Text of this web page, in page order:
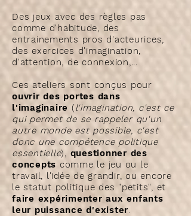
Des jeux avec des règles pas
comme d'habitude, des
entrainements pros d'acteurices,
des exercices d'imagination,
d'attention, de connexion,...
Ces ateliers sont conçus pour
ouvrir des portes dans
l'imaginaire (l'imagination, c'est ce
qui permet de se rappeler qu'un
autre monde est possible, c'est
donc une compétence politique
essentielle), questionner des
concepts comme le jeu ou le
travail, l'idée de grandir, ou encore
le statut politique des "petits", et
faire expérimenter aux enfants
leur puissance d'exister.